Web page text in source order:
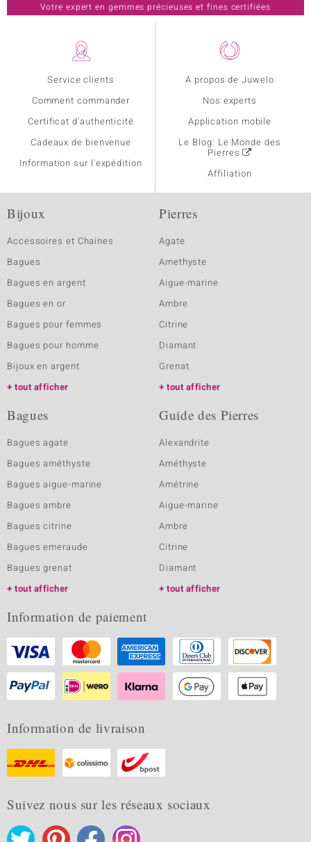
Service clients
Comment commander
Certificat d'authenticité
Cadeaux de bienvenue
Information sur l'expédition
A propos de Juwelo
Nos experts
Application mobile
Le Blog: Le Monde des
Pierres
Affiliation
Votre expert en gemmes précieuses et fines certifiées
Bijoux
Accessoires et Chaines
Bagues
Bagues en argent
Bagues en or
Bagues pour femmes
Bagues pour homme
Bijoux en argent
tout afficher
Pierres
Agate
Amethyste
Aigue-marine
Ambre
Citrine
Diamant
Grenat
tout afficher
Bagues
Bagues agate
Bagues améthyste
Bagues aigue-marine
Bagues ambre
Bagues citrine
Bagues emeraude
Bagues grenat
tout afficher
Guide des Pierres
Alexandrite
Améthyste
Amétrine
Aigue-marine
Ambre
Citrine
Diamant
tout afficher
Information de paiement
Information de livraison
Suivez nous sur les réseaux sociaux